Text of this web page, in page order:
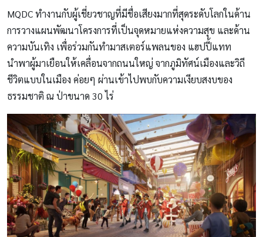
MQDC ทำงานกับผู้เชี่ยวชาญที่มีชื่อเสียงมากที่สุดระดับโลกในด้าน
การวางแผนพัฒนาโครงการที่เป็นจุดหมายแห่งความสุข และด้าน
ความบันเทิง เพื่อร่วมกันทำมาสเตอร์แพลนของ แฮปปี้แทท
นำพาผู้มาเยือนให้เคลื่อนจากถนนใหญ่ จากภูมิทัศน์เมืองและวิถี
ชีวิตแบบในเมือง ค่อยๆ ผ่านเข้าไปพบกับความเงียบสงบของ
ธรรมชาติ ณ ป่าขนาด 30 ไร่